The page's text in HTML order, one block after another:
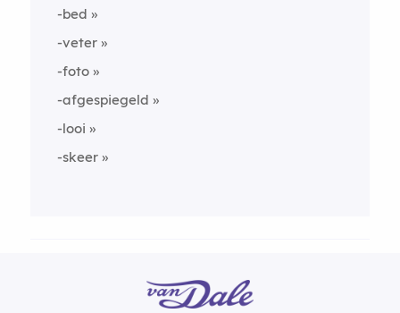
-bed
-veter
-foto
-afgespiegeld
-looi
-skeer